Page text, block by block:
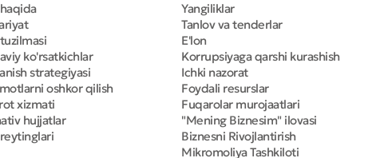
ko'rsatkichlar
strategiyasi
oshkor qilish
xizmati
hujjatlar
Yangiliklar
Tanlov va tenderlar
E'lon
Korrupsiyaga qarshi kurashish
Ichki nazorat
Foydali resurslar
Fuqarolar murojaatlari
"Mening Biznesim" ilovasi
Biznesni Rivojlantirish
Mikromoliya Tashkiloti